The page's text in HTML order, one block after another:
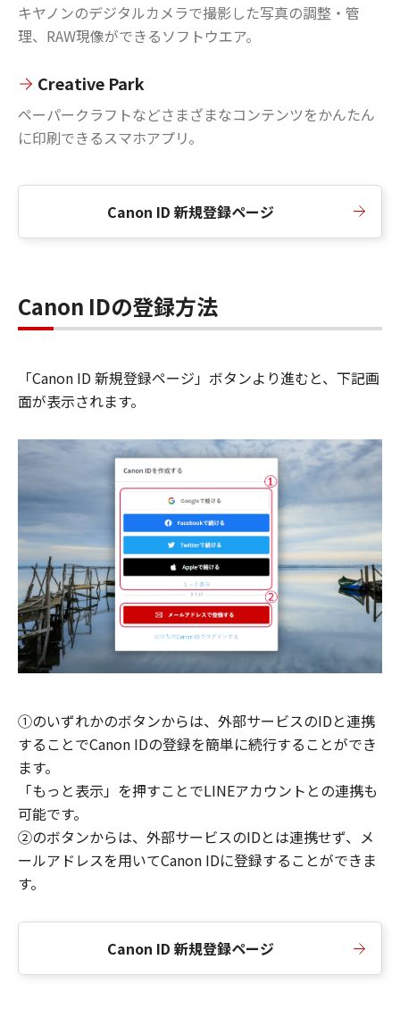
キヤノンのデジタルカメラで撮影した写真の調整・管
理、RAW現像ができるソフトウエア。
Creative Park
ペーパークラフトなどさまざまなコンテンツをかんたん
に印刷できるスマホアプリ。
Canon ID 新規登録ページ
Canon IDの登録方法
「Canon ID 新規登録ページ」ボタンより進むと、下記画
面が表示されます。
①のいずれかのボタンからは、外部サービスのIDと連携
することでCanon IDの登録を簡単に続行することができ
ます。
「もっと表示」を押すことでLINEアカウントとの連携も
可能です。
②のボタンからは、外部サービスのIDとは連携せず、メ
ールアドレスを用いてCanon IDに登録することができま
す。
Canon ID 新規登録ページ